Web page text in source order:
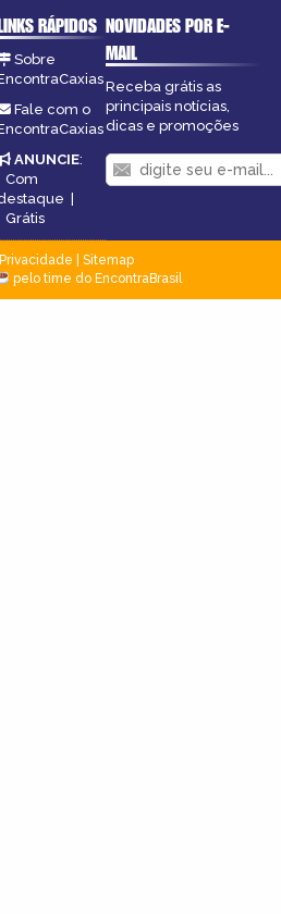
RÁPIDOS
Sobre
Fale com o
ANUNCIE:
Com
Grátis
NOVIDADES POR E-
MAIL
Receba grátis as
principais notícias,
dicas e promoções
Privacidade
Sitemap
pelo time do EncontraBrasil